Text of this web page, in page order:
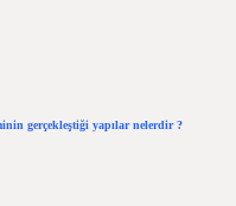
gerçekleştiği yapılar nelerdir ?